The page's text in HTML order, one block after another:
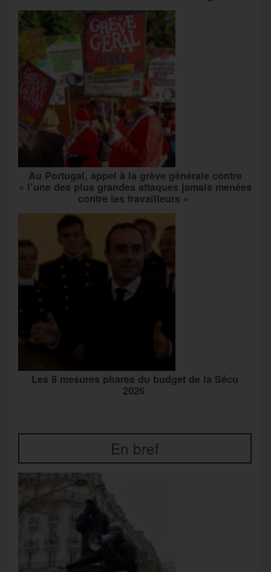
Au Portugal, appel à la grève générale contre
« l’une des plus grandes attaques jamais menées
contre les travailleurs »
Les 8 mesures phares du budget de la Sécu
2026
En bref